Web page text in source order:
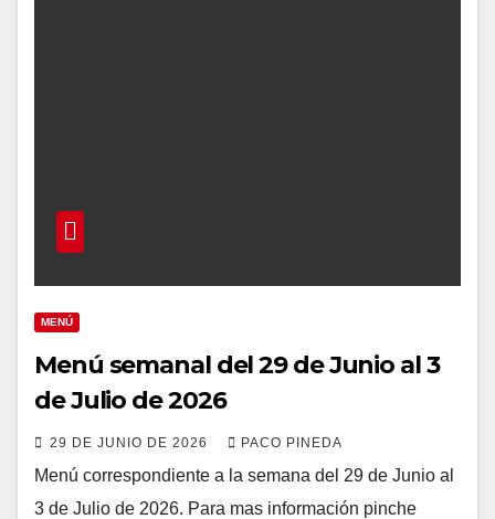
MENÚ
Menú semanal del 29 de Junio al 3
de Julio de 2026
29 DE JUNIO DE 2026 PACO PINEDA
Menú correspondiente a la semana del 29 de Junio al
3 de Julio de 2026. Para mas información pinche